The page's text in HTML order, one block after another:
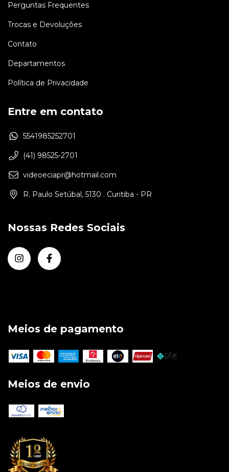
Perguntas Frequentes
Trocas e Devoluções
Contato
Departamentos
Política de Privacidade
Entre em contato
5541985252701
(41) 98525-2701
videoeciapr@hotmail.com
R. Paulo Setúbal, 5130 . Curitiba - PR
Nossas Redes Sociais
Meios de pagamento
Meios de envio